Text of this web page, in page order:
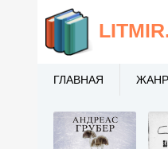
LITMIR
ГЛАВНАЯ